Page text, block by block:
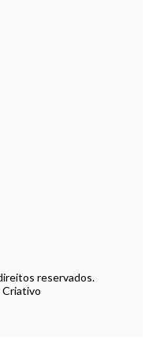
reservados.
Criativo